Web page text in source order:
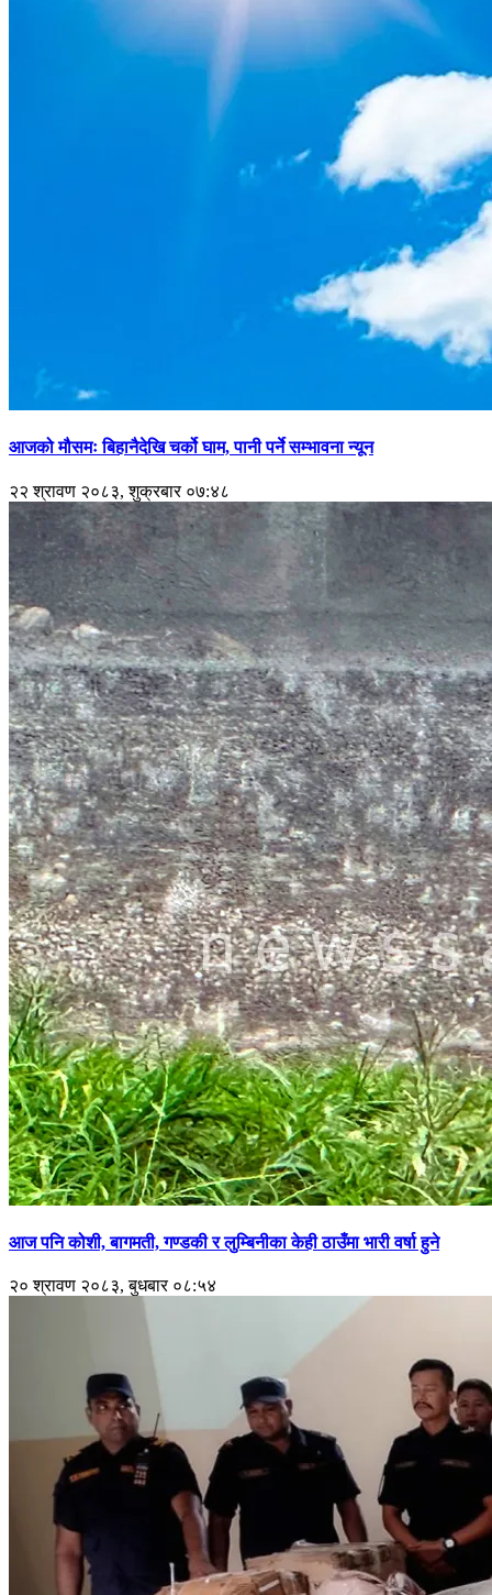
आजको मौसमः बिहानैदेखि चर्को घाम, पानी पर्ने सम्भावना न्यून
२२ श्रावण २०८३, शुक्रबार ०७:४८
आज पनि कोशी, बागमती, गण्डकी र लुम्बिनीका केही ठाउँमा भारी वर्षा हुने
२० श्रावण २०८३, बुधबार ०८:५४